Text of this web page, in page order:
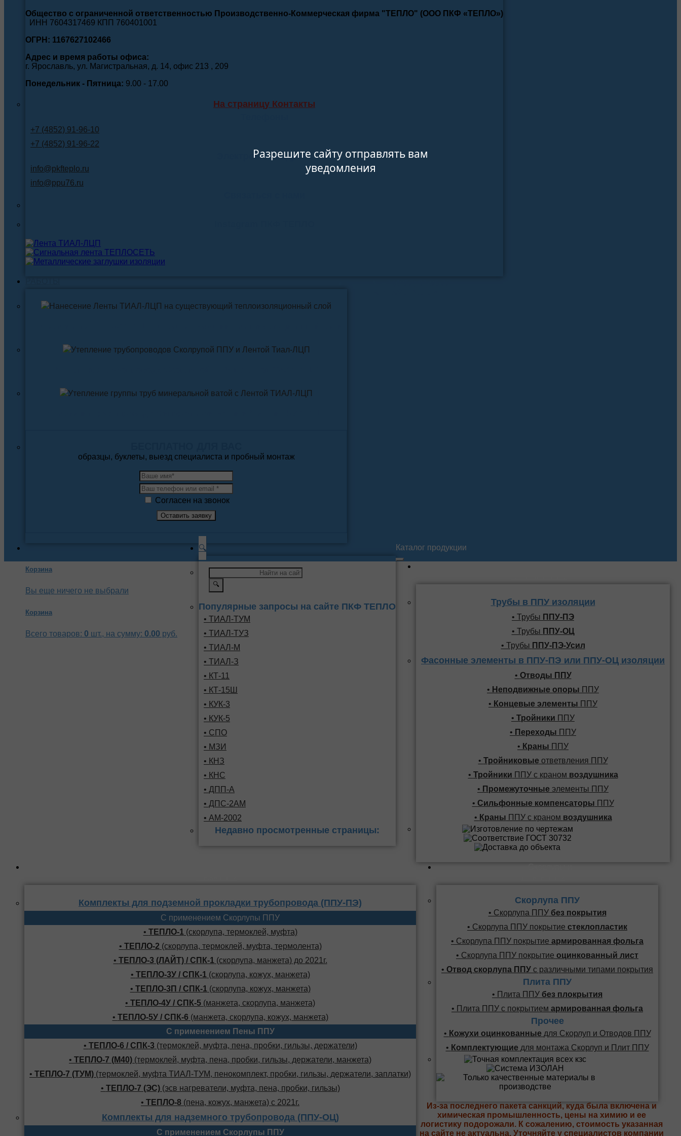
Разрешите сайту отправлять вам
уведомления
Общество с ограниченной ответственностью Производственно-Коммерческая фирма "ТЕПЛО" (ООО ПКФ «ТЕПЛО»)
ИНН 7604317469 КПП 760401001
ОГРН: 1167627102466
Адрес и время работы офиса:
г. Ярославль, ул. Магистральная, д. 14, офис 213 , 209
Понедельник - Пятница: 9.00 - 17.00
На страницу Контакты
+7 (4852) 91-96-10
+7 (4852) 91-96-22
Электронные адреса
info@pkfteplo.ru
info@ppu76.ru
образцы, буклеты, выезд специалиста и пробный монтаж
Согласен на звонок
Корзина
Вы еще ничего не выбрали
Корзина
Всего товаров: 0 шт., на сумму: 0.00 руб.
🔍
🔍
Популярные запросы на сайте ПКФ ТЕПЛО
• ТИАЛ-ТУМ
• ТИАЛ-ТУЗ
• ТИАЛ-М
• ТИАЛ-З
• КТ-11
• КТ-15Ш
• КУК-3
• КУК-5
• СПО
• МЗИ
• КНЗ
• КНС
• ДПП-А
• ДПС-2АМ
• АМ-2002
Недавно просмотренные страницы:
Каталог продукции
Трубы в ППУ изоляции
• Трубы ППУ-ПЭ
• Трубы ППУ-ОЦ
• Трубы ППУ-ПЭ-Усил
Фасонные элементы в ППУ-ПЭ или ППУ-ОЦ изоляции
• Отводы ППУ
• Неподвижные опоры ППУ
• Концевые элементы ППУ
• Тройники ППУ
• Переходы ППУ
• Краны ППУ
• Тройниковые ответвления ППУ
• Тройники ППУ с краном воздушника
• Промежуточные элементы ППУ
• Сильфонные компенсаторы ППУ
• Краны ППУ с краном воздушника
Комплекты для подземной прокладки трубопровода (ППУ-ПЭ)
С применением Скорлупы ППУ
• ТЕПЛО-1 (скорлупа, термоклей, муфта)
• ТЕПЛО-2 (скорлупа, термоклей, муфта, термолента)
• ТЕПЛО-3 (ЛАЙТ) / СПК-1 (скорлупа, манжета) до 2021г.
• ТЕПЛО-3У / СПК-1 (скорлупа, кожух, манжета)
• ТЕПЛО-3П / СПК-1 (скорлупа, кожух, манжета)
• ТЕПЛО-4У / СПК-5 (манжета, скорлупа, манжета)
• ТЕПЛО-5У / СПК-6 (манжета, скорлупа, кожух, манжета)
С применением Пены ППУ
• ТЕПЛО-6 / СПК-3 (термоклей, муфта, пена, пробки, гильзы, держатели)
• ТЕПЛО-7 (М40) (термоклей, муфта, пена, пробки, гильзы, держатели, манжета)
• ТЕПЛО-7 (ТУМ) (термоклей, муфта ТИАЛ-ТУМ, пенокомплект, пробки, гильзы, держатели, заплатки)
• ТЕПЛО-7 (ЭС)(эсв нагреватели, муфта, пена, пробки, гильзы)
• ТЕПЛО-8 (пена, кожух, манжета) с 2021г.
Комплекты для надземного трубопровода (ППУ-ОЦ)
С применением Скорлупы ППУ
Скорлупа ППУ
• Скорлупа ППУбез покрытия
• Скорлупа ППУ покрытие стеклопластик
• Скорлупа ППУ покрытие армированная фольга
• Скорлупа ППУ покрытие оцинкованный лист
• Отвод скорлупа ППУ с различными типами покрытия
Плита ППУ
• Плита ППУ без плокрытия
• Плита ППУ с покрытием армированная фольга
Прочее
• Кожухи оцинкованные для Скорлуп и Отводов ППУ
• Комплектующие для монтажа Скорлуп и Плит ППУ
Из-за последнего пакета санкций, куда была включена и
химическая промышленность, цены на химию и ее
логистику подорожали. К сожалению, стоимость указанная
на сайте не актуальна. Уточняйте у специалистов компании